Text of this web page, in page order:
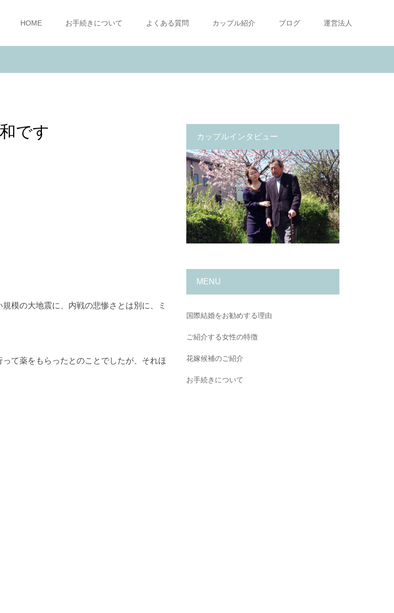
HOME お手続きについて よくある質問 カップル紹介 ブログ 運営法人
です
模の大地震に、内戦の悲惨さとは別に、ミ
て薬をもらったとのことでしたが、それほ
カップルインタビュー
MENU
国際結婚をお勧めする理由
ご紹介する女性の特徴
花嫁候補のご紹介
お手続きについて